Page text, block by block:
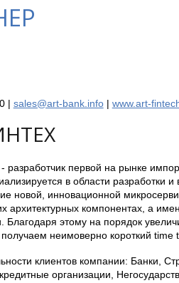
| sales@art-bank.info| www.art-
разработчик первой на рынке
в области
новой, инновационной
архитектурных компонентах, а
Благодаря этому на порядок
получаем неимоверно короткий time
клиентов компании: Банки,
организации,